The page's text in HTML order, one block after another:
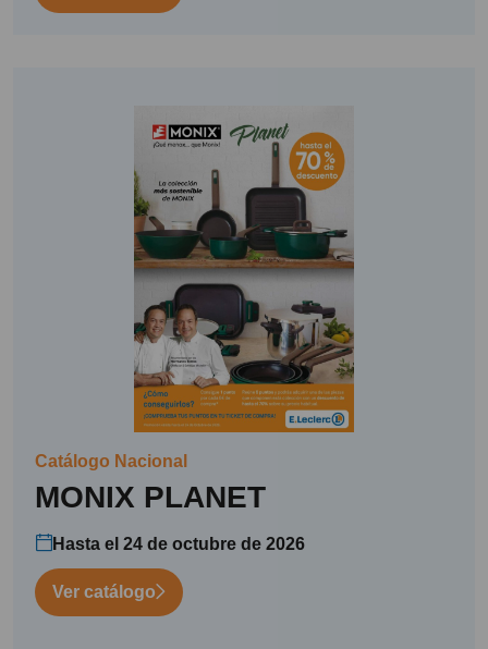
Catálogo Nacional
MONIX PLANET
Hasta el 24 de octubre de 2026
Ver catálogo